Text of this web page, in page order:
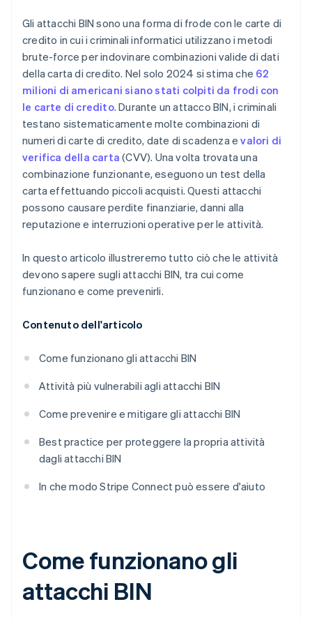
Gli attacchi BIN sono una forma di frode con le carte di
credito in cui i criminali informatici utilizzano i metodi
brute-force per indovinare combinazioni valide di dati
della carta di credito. Nel solo 2024 si stima che 62
milioni di americani siano stati colpiti da frodi con
le carte di credito. Durante un attacco BIN, i criminali
testano sistematicamente molte combinazioni di
numeri di carte di credito, date di scadenza evalori di
verifica della carta (CVV). Una volta trovata una
combinazione funzionante, eseguono un test della
carta effettuando piccoli acquisti. Questi attacchi
possono causare perdite finanziarie, danni alla
reputazione e interruzioni operative per le attività.
In questo articolo illustreremo tutto ciò che le attività
devono sapere sugli attacchi BIN, tra cui come
funzionano e come prevenirli.
Contenuto dell'articolo
Come funzionano gli attacchi BIN
Attività più vulnerabili agli attacchi BIN
Come prevenire e mitigare gli attacchi BIN
Best practice per proteggere la propria attività
dagli attacchi BIN
In che modo Stripe Connect può essere d'aiuto
Come funzionano gli
attacchi BIN